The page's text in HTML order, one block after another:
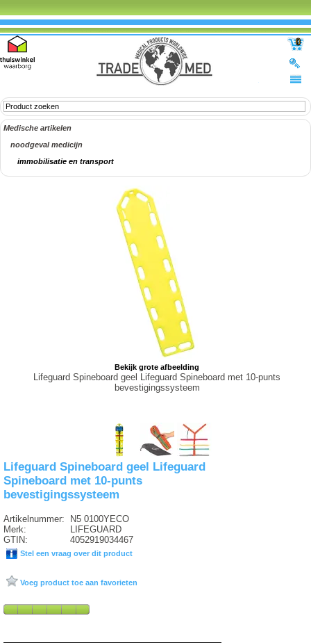
0
Medische artikelen
noodgeval medicijn
immobilisatie en transport
Bekijk grote afbeelding
Lifeguard Spineboard geel Lifeguard Spineboard met 10-punts
bevestigingssysteem
Lifeguard Spineboard geel Lifeguard
Spineboard met 10-punts
bevestigingssysteem
Artikelnummer:
Merk:
GTIN:
N5 0100YECO
LIFEGUARD
4052919034467
Stel een vraag over dit product
Voeg product toe aan favorieten